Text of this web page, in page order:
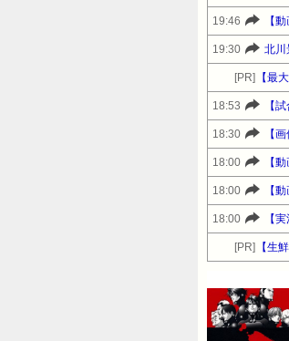
19:46 【
19:30 北川
[PR] 【最
18:53 【
18:30 【
18:00 【
18:00 【
18:00 【
[PR] 【生